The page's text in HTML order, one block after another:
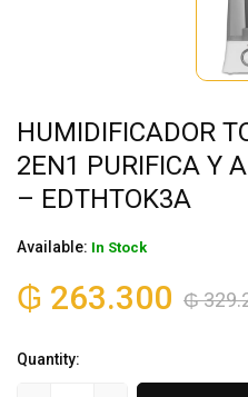
HUMIDIFICADOR
2EN1 PURIFICA Y
– EDTHTOK3A
Available: In Stock
₲
₲ 263.300
Quantity: